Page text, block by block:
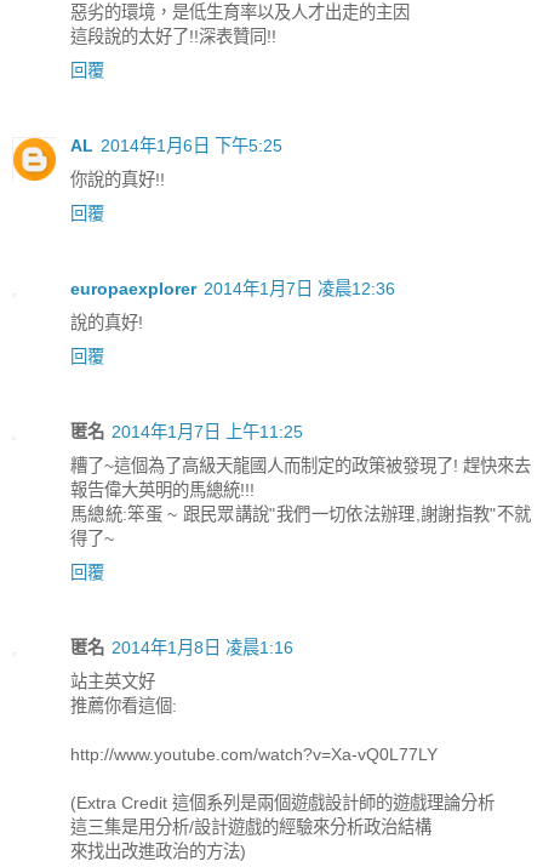
惡劣的環境，是低生育率以及人才出走的主因
這段說的太好了!!深表贊同!!
回覆
AL 2014年1月6日 下午5:25
你說的真好!!
回覆
europaexplorer 2014年1月7日 凌晨12:36
說的真好!
回覆
匿名 2014年1月7日 上午11:25
糟了~這個為了高級天龍國人而制定的政策被發現了! 趕快來去
報告偉大英明的馬總統!!!
馬總統:笨蛋 ~ 跟民眾講說"我們一切依法辦理,謝謝指教"不就
得了~
回覆
匿名 2014年1月8日 凌晨1:16
站主英文好
推薦你看這個:
http://www.youtube.com/watch?v=Xa-vQ0L77LY
(Extra Credit 這個系列是兩個遊戲設計師的遊戲理論分析
這三集是用分析/設計遊戲的經驗來分析政治結構
來找出改進政治的方法)